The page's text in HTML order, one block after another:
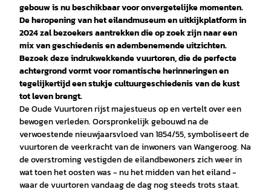
gebouw is nu beschikbaar voor onvergetelijke momenten.
De heropening van het eilandmuseum en uitkijkplatform in
2024 zal bezoekers aantrekken die op zoek zijn naar een
mix van geschiedenis en adembenemende uitzichten.
Bezoek deze indrukwekkende vuurtoren, die de perfecte
achtergrond vormt voor romantische herinneringen en
tegelijkertijd een stukje cultuurgeschiedenis van de kust
tot leven brengt.
De Oude Vuurtoren rijst majestueus op en vertelt over een
bewogen verleden. Oorspronkelijk gebouwd na de
verwoestende nieuwjaarsvloed van 1854/55, symboliseert de
vuurtoren de veerkracht van de inwoners van Wangeroog. Na
de overstroming vestigden de eilandbewoners zich weer in
wat toen het oosten was - nu het midden van het eiland -
waar de vuurtoren vandaag de dag nog steeds trots staat.